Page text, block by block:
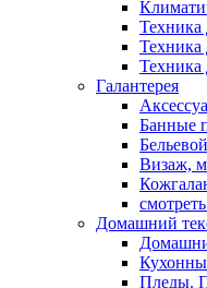
Техника
Техника
Техника
Галантерея
Банные
Визаж,
Домашний
Пледы.